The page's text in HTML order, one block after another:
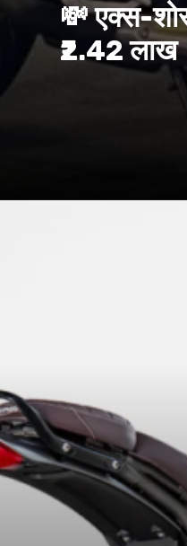
💸 एक्स-
₹2.42 लाख